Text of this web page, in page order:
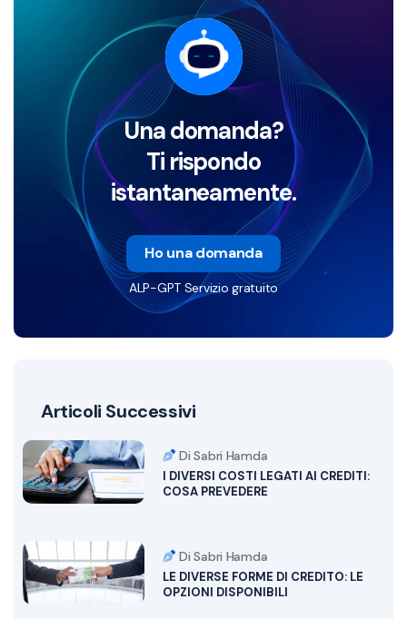
Una domanda?
Ti rispondo
istantaneamente.
Ho una domanda
ALP-GPT Servizio gratuito
Articoli Successivi
Di Sabri Hamda
I DIVERSI COSTI LEGATI AI CREDITI:
COSA PREVEDERE
Di Sabri Hamda
LE DIVERSE FORME DI CREDITO: LE
OPZIONI DISPONIBILI